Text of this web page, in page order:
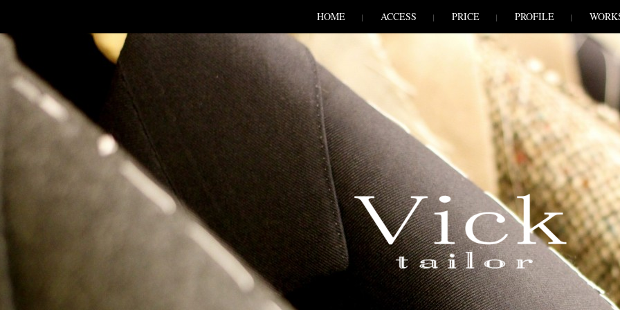
HOME ACCESS PRICE PROFILE